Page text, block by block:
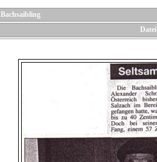
Bachsaibling